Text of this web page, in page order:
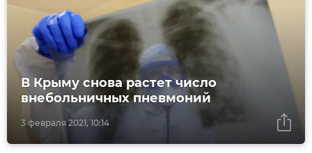
3 февраля 2021, 10:14
В Крыму снова растет число
внебольничных пневмоний